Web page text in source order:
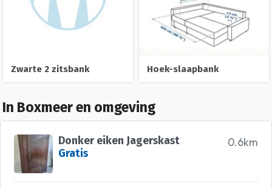
Zwarte 2 zitsbank Hoek-slaapbank
In Boxmeer en omgeving
0.6km
Donker eiken Jagerskast
Gratis